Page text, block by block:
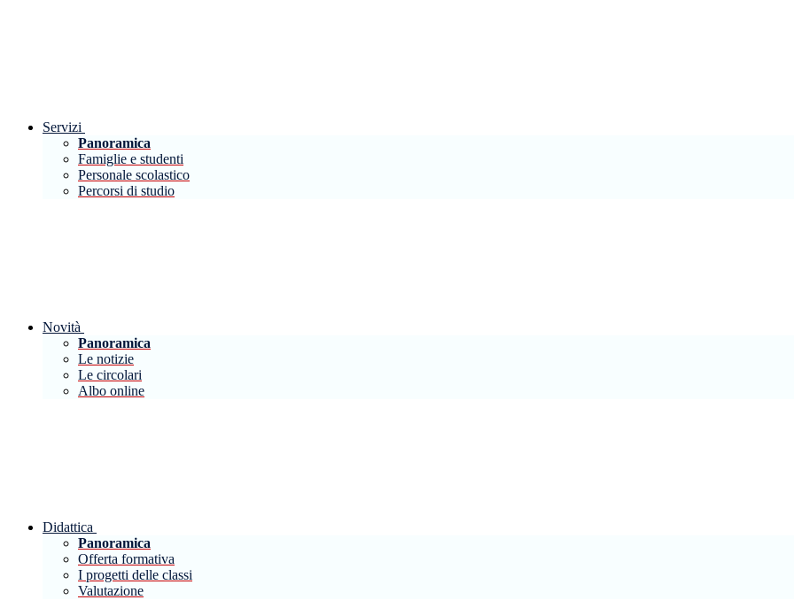
Servizi
Panoramica
Famiglie e studenti
Personale scolastico
Percorsi di studio
Novità
Panoramica
Le notizie
Le circolari
Albo online
Didattica
Panoramica
Offerta formativa
I progetti delle classi
Valutazione